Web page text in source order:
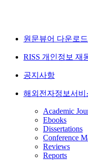
원문뷰어 다운로드
RISS 개인정보 재
공지사항
해외전자정보서비
Academic
Ebooks
Dissertations
Conference
Reviews
Reports